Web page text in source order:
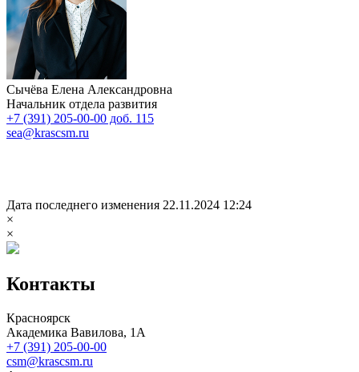
Сычёва Елена Александровна
Начальник отдела развития
+7 (391) 205-00-00 доб. 115
sea@krascsm.ru
Дата последнего изменения 22.11.2024 12:24
×
×
Контакты
Красноярск
Академика Вавилова, 1А
+7 (391) 205-00-00
csm@krascsm.ru